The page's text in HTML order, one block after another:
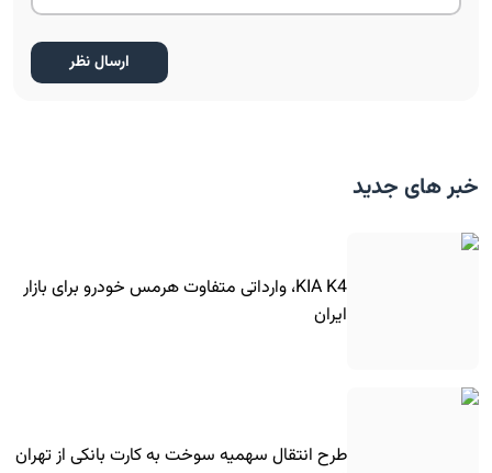
خبر های جدید
KIA K4، وارداتی متفاوت هرمس خودرو برای بازار
ایران
طرح انتقال سهمیه سوخت به کارت بانکی از تهران